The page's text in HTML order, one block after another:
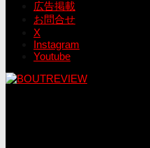
広告掲載
お問合せ
X
Instagram
Youtube